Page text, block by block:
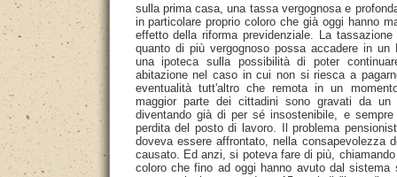
sulla prima casa, una tassa vergognosa e
in particolare proprio coloro che già oggi hanno
effetto della riforma previdenziale. La
quanto di più vergognoso possa accadere in un
una ipoteca sulla possibilità di poter
abitazione nel caso in cui non si riesca a
eventualità tutt'altro che remota in un
maggior parte dei cittadini sono gravati da
diventando già di per sé insostenibile, e
perdita del posto di lavoro. Il problema
doveva essere affrontato, nella consapevolezza
causato. Ed anzi, si poteva fare di più,
coloro che fino ad oggi hanno avuto dal sistema